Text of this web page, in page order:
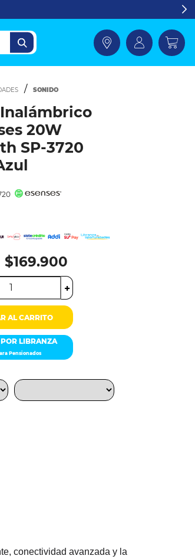
SONIDO
20W
SP-3720
$169.900
+
AL CARRITO
LIBRANZA
Pensionados
conectividad avanzada y la